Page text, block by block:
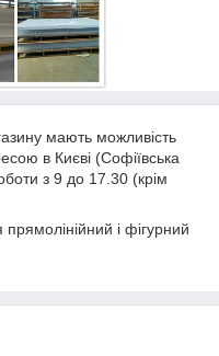
мають можливість
в Києві (Софіївська
з 9 до 17.30 (крім
і фігурний